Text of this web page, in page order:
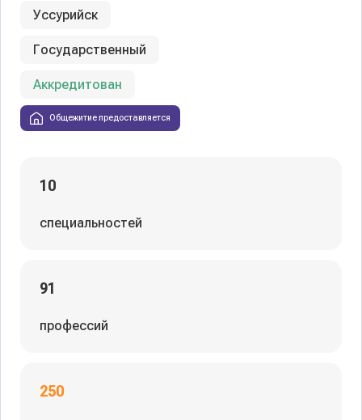
Уссурийск
Государственный
Аккредитован
Общежитие предоставляется
10
специальностей
91
профессий
250